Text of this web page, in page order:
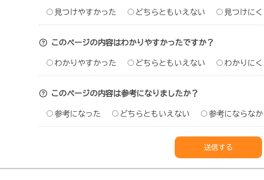
見つけやすかった どちらともいえない 見つけに
このページの内容はわかりやすかったですか？
わかりやすかった どちらともいえない わかりに
このページの内容は参考になりましたか？
参考になった どちらともいえない 参考にならなか